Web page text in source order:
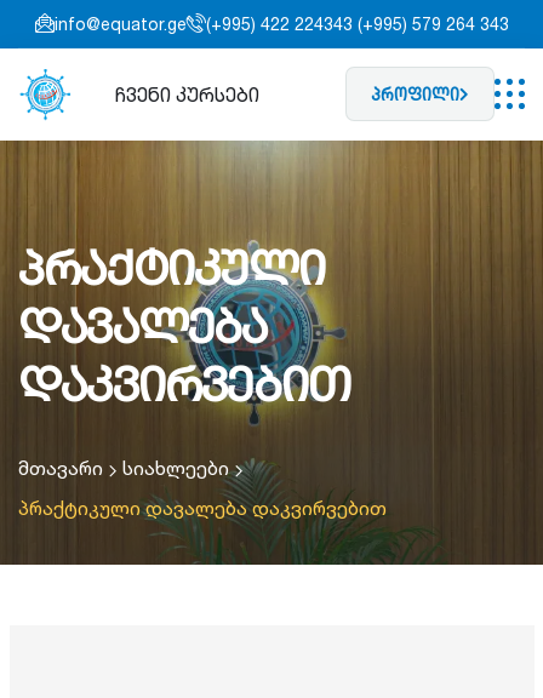
info@equator.ge (+995) 422 224343 (+995) 579 264 343
ჩვენი კურსები პროფილი
პრაქტიკული
დავალება
დაკვირვებით
მთავარი
სიახლეები
პრაქტიკული დავალება დაკვირვებით